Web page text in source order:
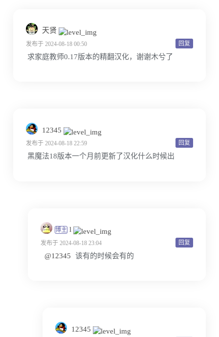
天贤
回复
发布于 2024-08-18 00:50
求家庭教师0.17版本的精翻汉化，谢谢木兮了
12345
回复
发布于 2024-08-18 22:59
黑魔法18版本一个月前更新了汉化什么时候出
博主 l
回复
发布于 2024-08-18 23:04
@12345 该有的时候会有的
12345